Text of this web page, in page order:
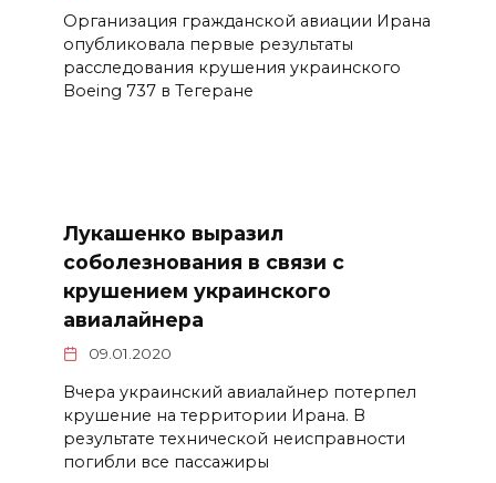
Организация гражданской авиации Ирана
опубликовала первые результаты
расследования крушения украинского
Boe­ing 737 в Тегеране
Лукашенко выразил
соболезнования в связи с
крушением украинского
авиалайнера
09.01.2020
Вчера украинский авиалайнер потерпел
крушение на территории Ирана. В
результате технической неисправности
погибли все пассажиры